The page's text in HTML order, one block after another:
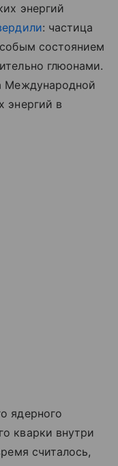
энергий
: частица
состоянием
глюонами.
Международной
энергий в
ядерного
кварки внутри
считалось,